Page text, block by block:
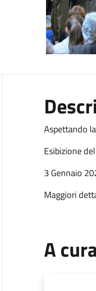
Aspettando
Esibizione
3 Gennaio
Maggiori
A